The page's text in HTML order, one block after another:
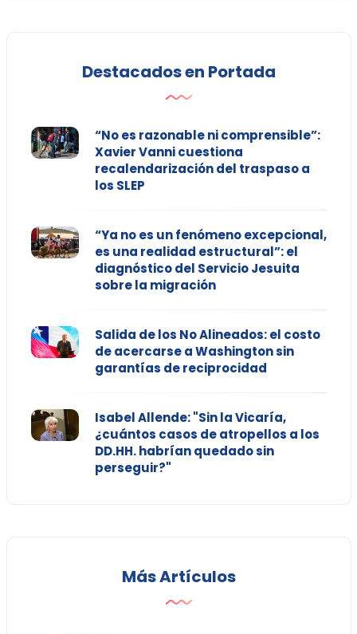
Destacados en Portada
“No es razonable ni comprensible”:
Xavier Vanni cuestiona
recalendarización del traspaso a
los SLEP
“Ya no es un fenómeno excepcional,
es una realidad estructural”: el
diagnóstico del Servicio Jesuita
sobre la migración
Salida de los No Alineados: el costo
de acercarse a Washington sin
garantías de reciprocidad
Isabel Allende: "Sin la Vicaría,
¿cuántos casos de atropellos a los
DD.HH. habrían quedado sin
perseguir?"
Más Artículos